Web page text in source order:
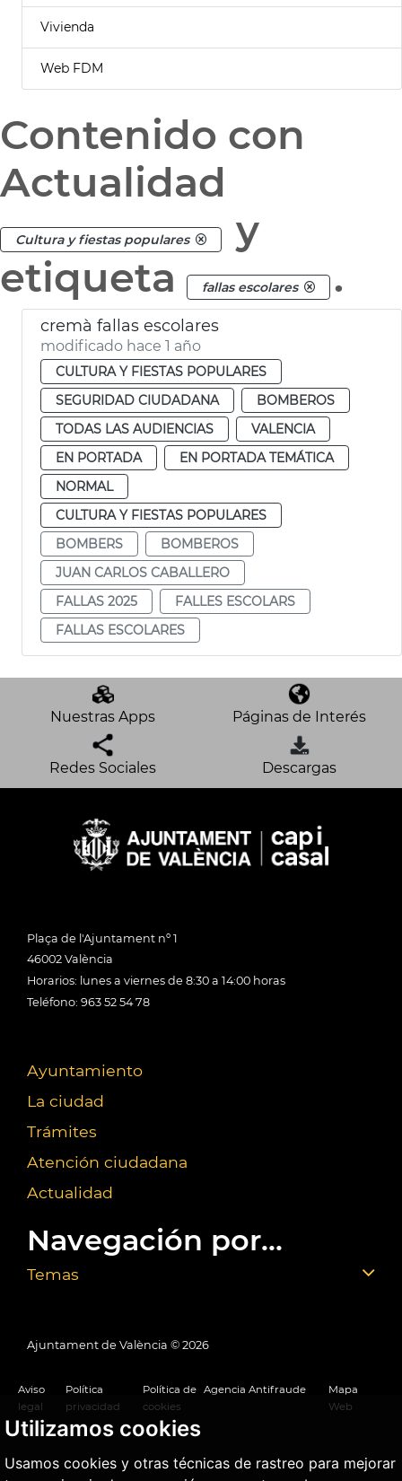
Utilizamos cookies
Usamos cookies y otras técnicas de rastreo para mejorar
Vivienda
Web FDM
Contenido con
Actualidad
Cultura y fiestas populares
y
etiqueta
fallas escolares .
cremà fallas escolares
modificado hace 1 año
CULTURA Y FIESTAS POPULARES
SEGURIDAD CIUDADANA
BOMBEROS
TODAS LAS AUDIENCIAS
VALENCIA
EN PORTADA
EN PORTADA TEMÁTICA
NORMAL
CULTURA Y FIESTAS POPULARES
BOMBERS
BOMBEROS
JUAN CARLOS CABALLERO
FALLAS 2025
FALLES ESCOLARS
FALLAS ESCOLARES
Nuestras Apps Páginas de Interés
Redes Sociales Descargas
Plaça de l'Ajuntament nº 1
46002 València
Horarios: lunes a viernes de 8:30 a 14:00 horas
Teléfono: 963 52 54 78
Ayuntamiento
La ciudad
Trámites
Atención ciudadana
Actualidad
Navegación por...
Temas
Ajuntament de València © 2026
Aviso
legal
Política
privacidad
Política de
cookies
Agencia Antifraude
Mapa
Web